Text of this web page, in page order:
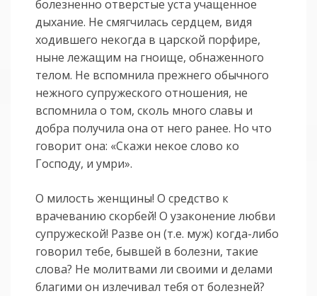
болезненно отверстые уста учащенное
дыхание. Не смягчилась сердцем, видя
ходившего некогда в царской порфире,
ныне лежащим на гноище, обнаженного
телом. Не вспомнила прежнего обычного
нежного супружеского отношения, не
вспомнила о том, сколь много славы и
добра получила она от него ранее. Но что
говорит она: «Скажи некое слово ко
Господу, и умри».
О милость женщины! О средство к
врачеванию скорбей! О узаконение любви
супружеской! Разве он (т.е. муж) когда-либо
говорил тебе, бывшей в болезни, такие
слова? Не молитвами ли своими и делами
благими он излечивал тебя от болезней?